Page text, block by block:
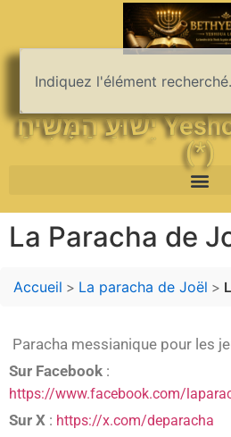
יֵשׁוּעַ הַמָּשִׁיחַ Yeshoua le Messie
(*)
La Paracha de
Accueil > La paracha de Joël >
Paracha messianique pour les
Sur Facebook :
https://www.facebook.com/
Sur X : https://x.com/deparacha